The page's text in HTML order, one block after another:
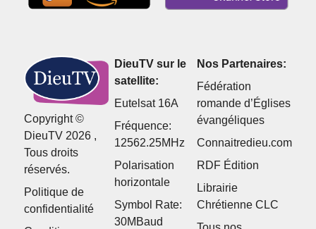
Copyright ©
DieuTV 2026 ,
Tous droits
réservés.
Politique de
confidentialité
DieuTV sur le
satellite:
Eutelsat 16A
Fréquence:
12562.25MHz
Polarisation
horizontale
Symbol Rate:
30MBaud
Nos Partenaires:
Fédération
romande d’Églises
évangéliques
Connaitredieu.com
RDF Édition
Librairie
Chrétienne CLC